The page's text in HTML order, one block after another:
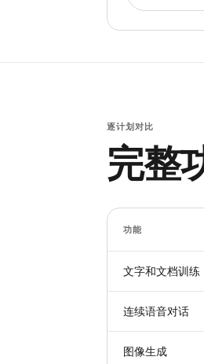
逐计划对比
完整
功能
文字和文档训练
连续语音对话
图像生成